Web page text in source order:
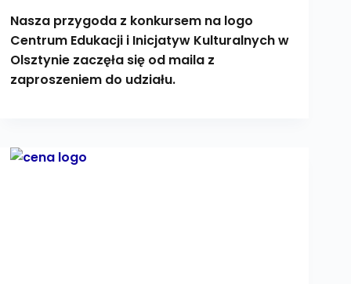
Nasza przygoda z konkursem na logo
Centrum Edukacji i Inicjatyw Kulturalnych w
Olsztynie zaczęła się od maila z
zaproszeniem do udziału.